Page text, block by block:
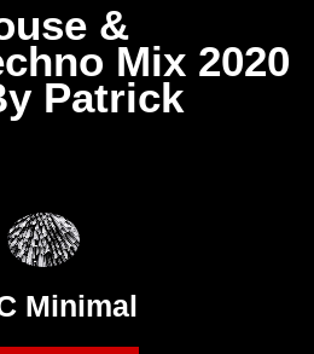
Später
01:00:35
&
Mix 2020
Patrick
Minimal